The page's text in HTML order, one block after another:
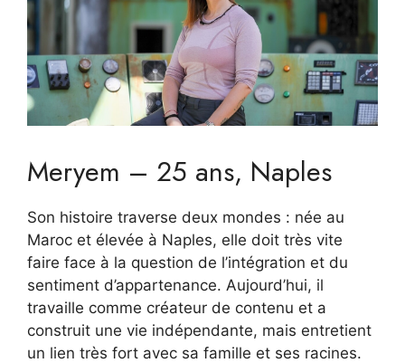
Meryem – 25 ans, Naples
Son histoire traverse deux mondes : née au
Maroc et élevée à Naples, elle doit très vite
faire face à la question de l’intégration et du
sentiment d’appartenance. Aujourd’hui, il
travaille comme créateur de contenu et a
construit une vie indépendante, mais entretient
un lien très fort avec sa famille et ses racines.